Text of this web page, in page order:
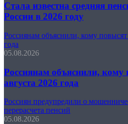
Стала известна средняя
России в 2026 году
Россиянам объяснили, кому
года
05.08.2026
Россиянам объяснили, кому
августа 2026 года
Россиян предупредили о
перерасчета пенсий
05.08.2026